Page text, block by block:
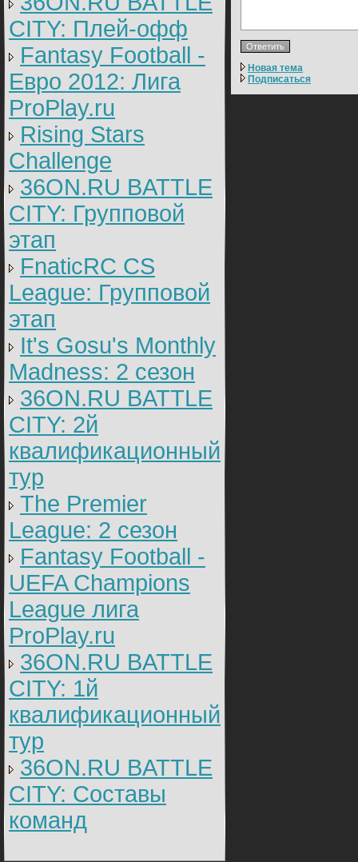
CITY: Плей-офф
Fantasy Football -
Евро 2012: Лига
ProPlay.ru
Rising Stars
Challenge
36ON.RU BATTLE
CITY: Групповой
этап
FnaticRC CS
League: Групповой
этап
It's Gosu's Monthly
Madness: 2 сезон
36ON.RU BATTLE
CITY: 2й
квалификационный
тур
The Premier
League: 2 cезон
Fantasy Football -
UEFA Champions
League лига
ProPlay.ru
36ON.RU BATTLE
CITY: 1й
квалификационный
тур
36ON.RU BATTLE
CITY: Составы
команд
Новая тема
Подписаться